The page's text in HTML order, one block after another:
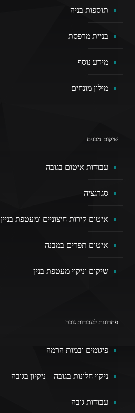
תוספות בניה
בניית מרפסת
מידע נוסף
מילון מונחים
שיקום מבנים
עבודות איטום בגובה
סגרגציה
איטום קירות חיצוניים ומעטפת בניין
איטום תפרים במבנה
שיקום וניקוי מעטפת בנין
פתרונות לעבודות גובה
פיגומים ובמות הרמה
ניקוי חלונות בגובה – ניקיון בגובה
עבודות גובה